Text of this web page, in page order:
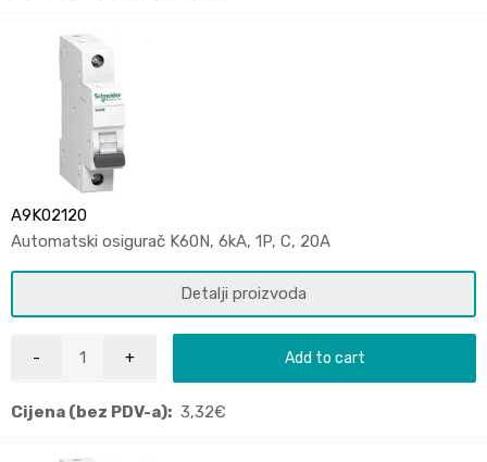
A9K02120
Automatski osigurač K60N, 6kA, 1P, C, 20A
Detalji proizvoda
Add to cart
Cijena (bez PDV-a): 3,32€